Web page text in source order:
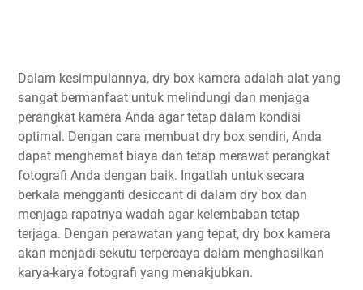
Dalam kesimpulannya, dry box kamera adalah alat yang
sangat bermanfaat untuk melindungi dan menjaga
perangkat kamera Anda agar tetap dalam kondisi
optimal. Dengan cara membuat dry box sendiri, Anda
dapat menghemat biaya dan tetap merawat perangkat
fotografi Anda dengan baik. Ingatlah untuk secara
berkala mengganti desiccant di dalam dry box dan
menjaga rapatnya wadah agar kelembaban tetap
terjaga. Dengan perawatan yang tepat, dry box kamera
akan menjadi sekutu terpercaya dalam menghasilkan
karya-karya fotografi yang menakjubkan.